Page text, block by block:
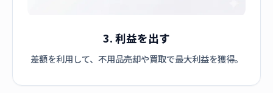
3. 利益を出す
差額を利用して、不用品売却や買取で最大利益を獲得。